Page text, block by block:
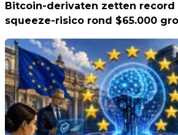
Bitcoin-derivaten zetten
squeeze-risico rond $65.000